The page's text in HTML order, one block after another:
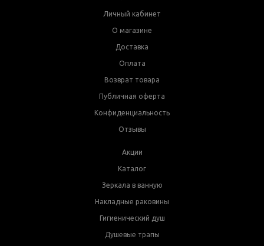
Личный кабинет
О магазине
Доставка
Оплата
Возврат товара
Публичная оферта
Конфиденциальность
Отзывы
Акции
Каталог
Зеркала в ванную
Накладные раковины
Гигиенический душ
Душевые трапы